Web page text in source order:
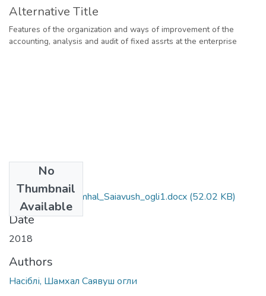
Alternative Title
Features of the organization and ways of improvement of the
accounting, analysis and audit of fixed assrts at the enterprise
No
Thumbnail
Available
071_Nasibli_Shamhal_Saiavush_ogli1.docx (52.02 KB)
Date
2018
Authors
Насіблі, Шамхал Саявуш огли